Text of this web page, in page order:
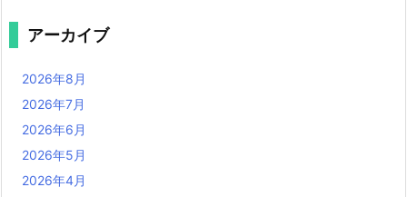
アーカイブ
2026年8月
2026年7月
2026年6月
2026年5月
2026年4月